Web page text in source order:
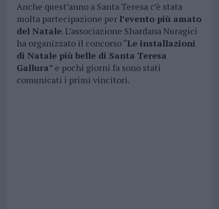
Anche quest’anno a Santa Teresa c’è stata
molta partecipazione per l’evento più amato
del Natale. L’associazione Shardana Nuragici
ha organizzato il concorso “Le installazioni
di Natale più belle di Santa Teresa
Gallura” e pochi giorni fa sono stati
comunicati i primi vincitori.